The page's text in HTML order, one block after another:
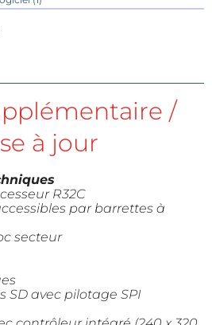
/
à jour
R32C
par barrettes à
secteur
SD avec pilotage SPI